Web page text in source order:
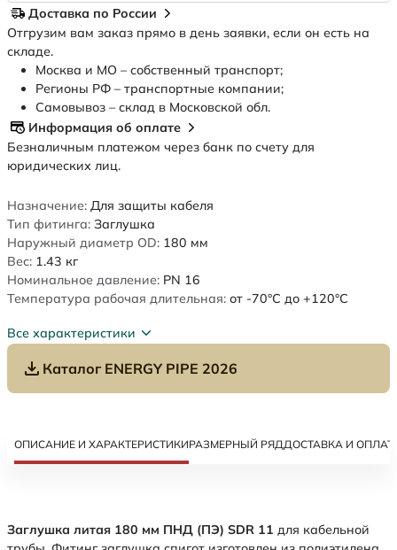
Назначение: Для защиты кабеля
Тип фитинга: Заглушка
Наружный диаметр OD: 180 мм
Вес: 1.43 кг
Номинальное давление: PN 16
Температура рабочая длительная: от -70°C до +120°C
Все характеристики
Каталог ENERGY PIPE 2026
Доставка по России
Отгрузим вам заказ прямо в день заявки, если он есть на
складе.
Москва и МО – собственный транспорт;
Регионы РФ – транспортные компании;
Самовывоз – склад в Московской обл.
Информация об оплате
Безналичным платежом через банк по счету для
юридических лиц.
ОПИСАНИЕ И ХАРАКТЕРИСТИКИРАЗМЕРНЫЙ РЯДДОСТАВКА И
Заглушка литая 180 мм ПНД (ПЭ) SDR 11 для кабельной